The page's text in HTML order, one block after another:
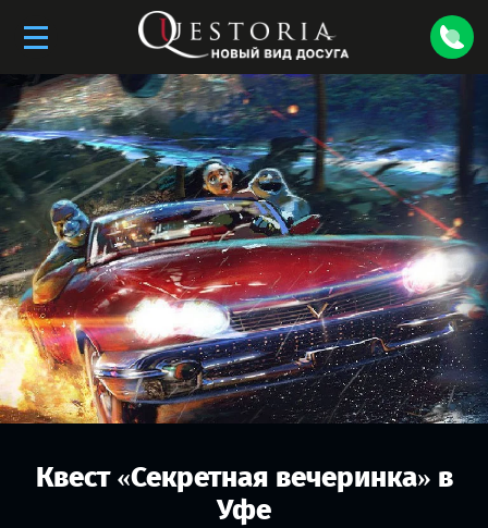
Квест «Секретная вечеринка» в
Уфе